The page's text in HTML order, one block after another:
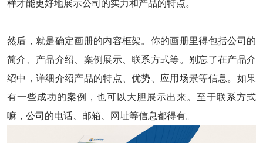
样才能更好地展示公司的实力和产品的特点。
然后，就是确定画册的内容框架。你的画册里得包括公司的
简介、产品介绍、案例展示、联系方式等。别忘了在产品介
绍中，详细介绍产品的特点、优势、应用场景等信息。如果
有一些成功的案例，也可以大胆展示出来。至于联系方式
嘛，公司的电话、邮箱、网址等信息都得有。